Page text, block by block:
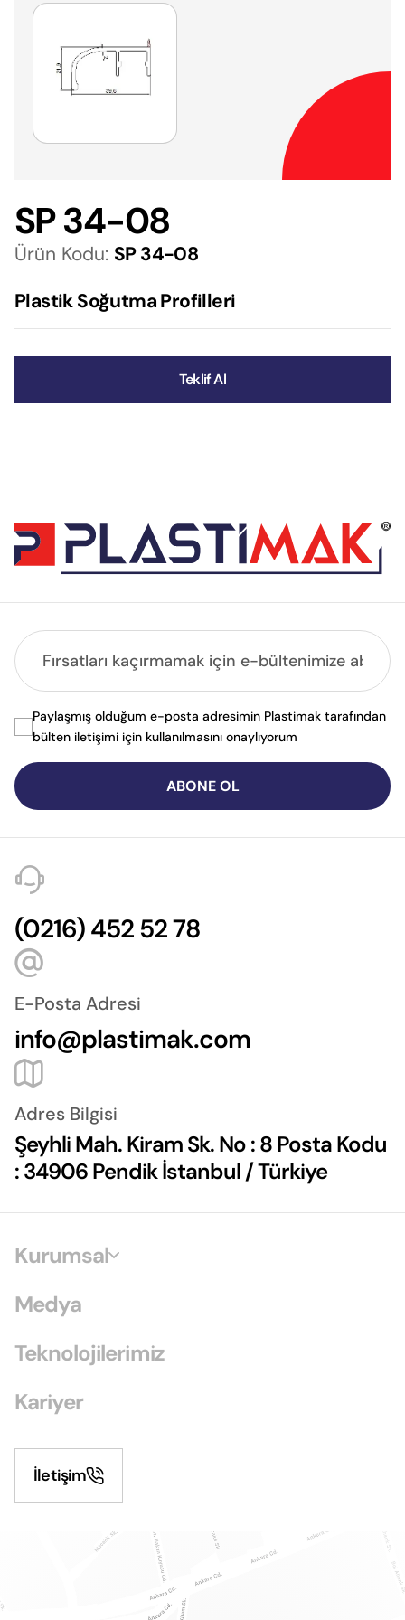
SP 34-08
Ürün Kodu: SP 34-08
Plastik Soğutma Profilleri
Teklif Al
ABONE OL
Paylaşmış olduğum e-posta adresimin Plastimak tarafından
bülten iletişimi için kullanılmasını onaylıyorum
(0216) 452 52 78
E-Posta Adresi
info@plastimak.com
Adres Bilgisi
Şeyhli Mah. Kiram Sk. No : 8 Posta Kodu
: 34906 Pendik İstanbul / Türkiye
Kurumsal
Medya
Teknolojilerimiz
Kariyer
İletişim